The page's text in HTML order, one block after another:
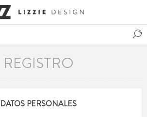
REGISTRO
DATOS PERSONALES